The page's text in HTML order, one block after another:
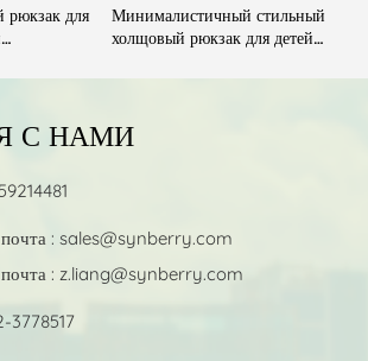
для
Минималистичный стильный
холщовый рюкзак для детей
С НАМИ
: sales@synberry.com
: z.liang@synberry.com
3778517